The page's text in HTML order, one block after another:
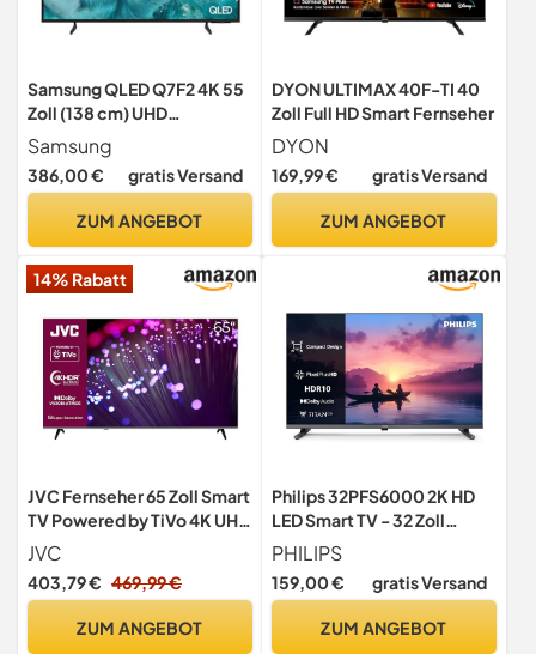
Samsung QLED Q7F2 4K 55
Zoll (138 cm) UHD
Fernseher, Q4 AI Prozessor,
Quantum Dot für Reale
Farben, 4K Upscaling, Knox
Kostenlose Inhalte,
Samsung
386,00 € gratis Versand
ZUM ANGEBOT
DYON ULTIMAX 40F-TI 40
Zoll Full HD Smart Fernseher
DYON
169,99 € gratis Versand
ZUM ANGEBOT
14% Rabatt
JVC Fernseher 65 Zoll Smart
TV Powered by TiVo 4K UHD
Fernseher mit Dolby Vision
HDR, Dolby Atmos und
Triple-Tuner, LED TV LT-
JVC
403,79 € 469,99 €
ZUM ANGEBOT
Philips 32PFS6000 2K HD
LED Smart TV - 32 Zoll
Display mit Pixel Plus, Titan
OS Plattform und Dolby
Digital Sound - Funktioniert
Sprachassistent
PHILIPS
159,00 € gratis Versand
ZUM ANGEBOT